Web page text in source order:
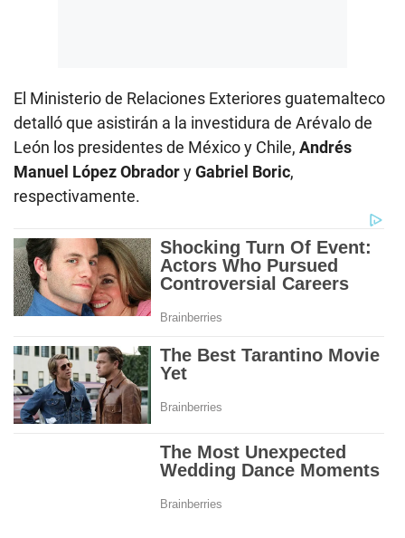
El Ministerio de Relaciones Exteriores guatemalteco
detalló que asistirán a la investidura de Arévalo de
León los presidentes de México y Chile, Andrés
Manuel López ObradoryGabriel Boric,
respectivamente.